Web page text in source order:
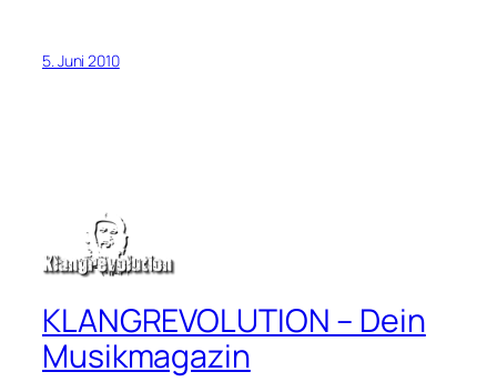
5. Juni 2010
KLANGREVOLUTION – Dein
Musikmagazin